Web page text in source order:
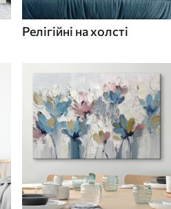
Релігійні на холсті